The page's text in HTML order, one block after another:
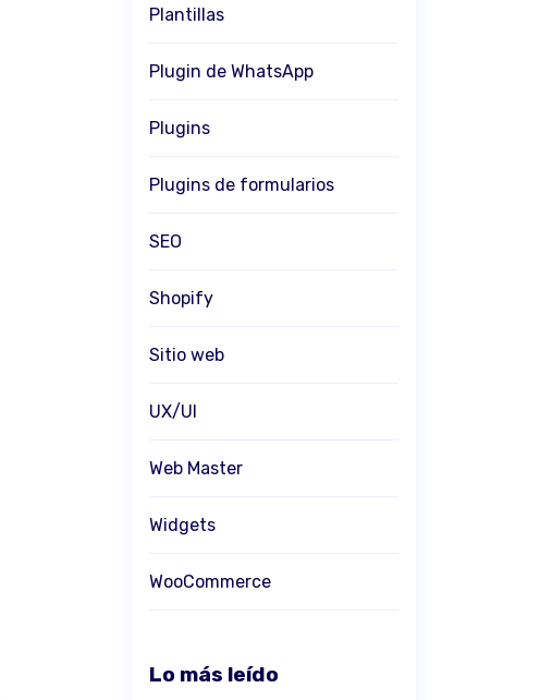
Plantillas
Plugin de WhatsApp
Plugins
Plugins de formularios
SEO
Shopify
Sitio web
UX/UI
Web Master
Widgets
WooCommerce
Lo más leído